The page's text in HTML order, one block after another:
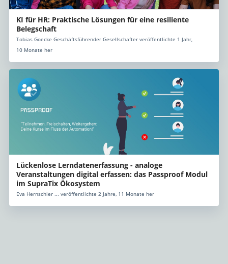
KI für HR: Praktische Lösungen für eine resiliente
Belegschaft
Tobias Goecke Geschäftsführender Gesellschafter veröffentlichte 1 Jahr,
10 Monate her
Lückenlose Lerndatenerfassung - analoge
Veranstaltungen digital erfassen: das Passproof Modul
im SupraTix Ökosystem
Eva Hernschier ... veröffentlichte 2 Jahre, 11 Monate her